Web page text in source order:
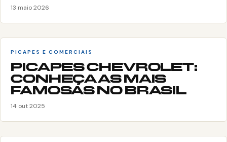
13 maio 2026
PICAPES E COMERCIAIS
PICAPES CHEVROLET:
CONHEÇA AS MAIS
FAMOSAS NO BRASIL
14 out 2025